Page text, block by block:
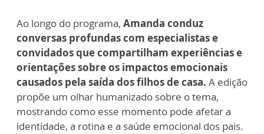
Ao longo do programa, Amanda conduz
conversas profundas com especialistas e
convidados que compartilham experiências e
orientações sobre os impactos emocionais
causados pela saída dos filhos de casa. A edição
propõe um olhar humanizado sobre o tema,
mostrando como esse momento pode afetar a
identidade, a rotina e a saúde emocional dos pais.